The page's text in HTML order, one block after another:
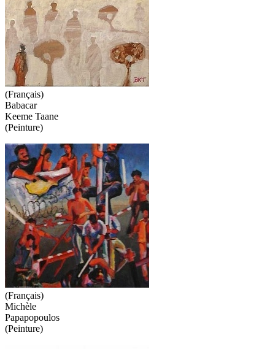
(Français)
Babacar
Keeme Taane
(Peinture)
(Français)
Michèle
Papapopoulos
(Peinture)